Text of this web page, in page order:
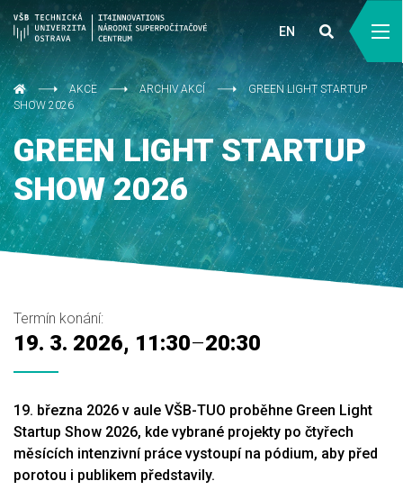
EN
AKCE ARCHIV AKCÍ
GREEN LIGHT STARTUP
SHOW 2026
GREEN LIGHT STARTUP
SHOW 2026
Termín konání:
19. 3. 2026, 11:30–20:30
19. března 2026 v aule VŠB-TUO proběhne Green Light
Startup Show 2026, kde vybrané projekty po čtyřech
měsících intenzivní práce vystoupí na pódium, aby před
porotou i publikem představily.